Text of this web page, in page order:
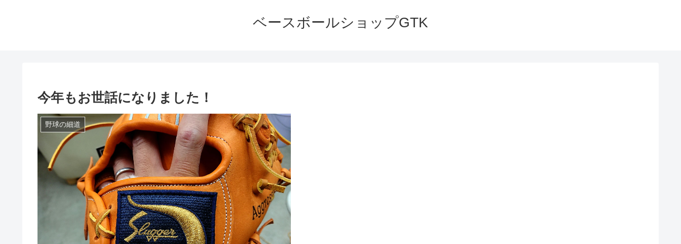
ベースボールショップGTK
今年もお世話になりました！
野球の細道